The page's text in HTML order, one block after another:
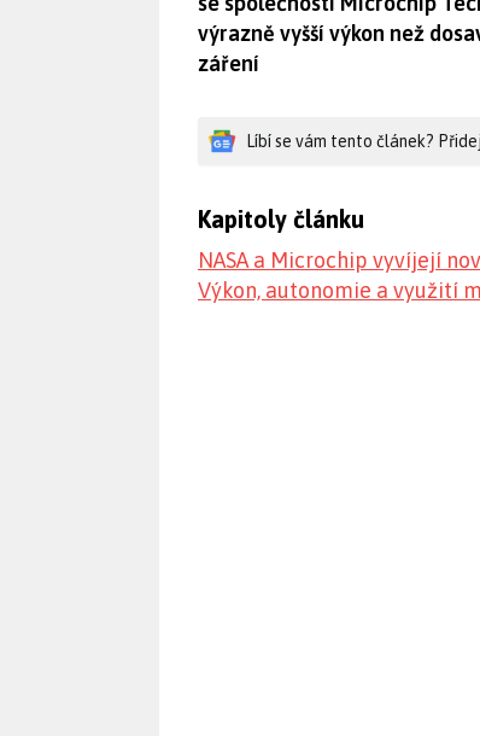
výrazně vyšší výkon než
záření
Líbí se vám tento článek?
Kapitoly článku
NASA a Microchip vyvíjejí
Výkon, autonomie a využití